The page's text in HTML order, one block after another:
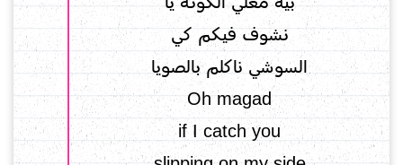
نشوف فيكم كي
السوشي ناكلم بالصويا